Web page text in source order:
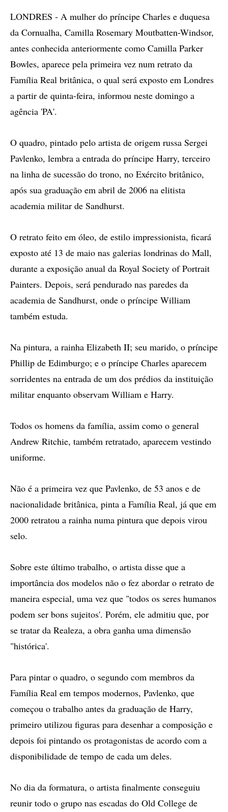
LONDRES - A mulher do príncipe Charles e duquesa
da Cornualha, Camilla Rosemary Moutbatten-Windsor,
antes conhecida anteriormente como Camilla Parker
Bowles, aparece pela primeira vez num retrato da
Família Real britânica, o qual será exposto em Londres
a partir de quinta-feira, informou neste domingo a
agência 'PA'.
O quadro, pintado pelo artista de origem russa Sergei
Pavlenko, lembra a entrada do príncipe Harry, terceiro
na linha de sucessão do trono, no Exército britânico,
após sua graduação em abril de 2006 na elitista
academia militar de Sandhurst.
O retrato feito em óleo, de estilo impressionista, ficará
exposto até 13 de maio nas galerias londrinas do Mall,
durante a exposição anual da Royal Society of Portrait
Painters. Depois, será pendurado nas paredes da
academia de Sandhurst, onde o príncipe William
também estuda.
Na pintura, a rainha Elizabeth II; seu marido, o príncipe
Phillip de Edimburgo; e o príncipe Charles aparecem
sorridentes na entrada de um dos prédios da instituição
militar enquanto observam William e Harry.
Todos os homens da família, assim como o general
Andrew Ritchie, também retratado, aparecem vestindo
uniforme.
Não é a primeira vez que Pavlenko, de 53 anos e de
nacionalidade britânica, pinta a Família Real, já que em
2000 retratou a rainha numa pintura que depois virou
selo.
Sobre este último trabalho, o artista disse que a
importância dos modelos não o fez abordar o retrato de
maneira especial, uma vez que "todos os seres humanos
podem ser bons sujeitos'. Porém, ele admitiu que, por
se tratar da Realeza, a obra ganha uma dimensão
"histórica'.
Para pintar o quadro, o segundo com membros da
Família Real em tempos modernos, Pavlenko, que
começou o trabalho antes da graduação de Harry,
primeiro utilizou figuras para desenhar a composição e
depois foi pintando os protagonistas de acordo com a
disponibilidade de tempo de cada um deles.
No dia da formatura, o artista finalmente conseguiu
reunir todo o grupo nas escadas do Old College de